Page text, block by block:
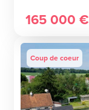
165 000 €
Coup de coeur